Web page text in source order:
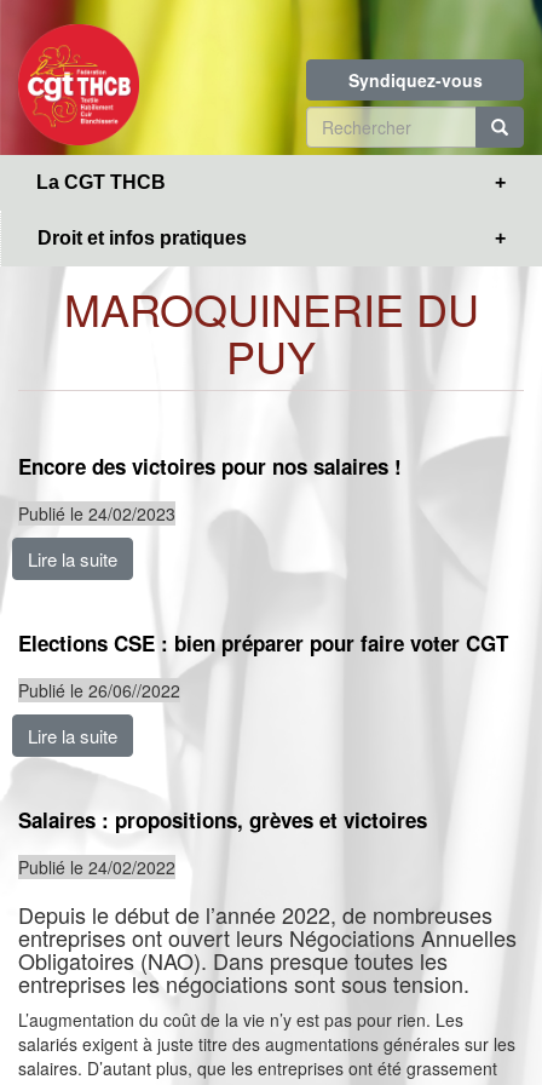
contenu
principal
Syndiquez-vous
Formulaire
de
La CGT THCB
Droit et infos pratiques
MAROQUINERIE DU
PUY
Encore des victoires pour nos salaires !
Publié le 24/02/2023
Lire la suite
Elections CSE : bien préparer pour faire voter CGT
Publié le 26/06//2022
Lire la suite
Salaires : propositions, grèves et victoires
Publié le 24/02/2022
Depuis le début de l’année 2022, de nombreuses
entreprises ont ouvert leurs Négociations Annuelles
Obligatoires (NAO). Dans presque toutes les
entreprises les négociations sont sous tension.
L’augmentation du coût de la vie n’y est pas pour rien. Les
salariés exigent à juste titre des augmentations générales sur les
salaires. D’autant plus, que les entreprises ont été grassement